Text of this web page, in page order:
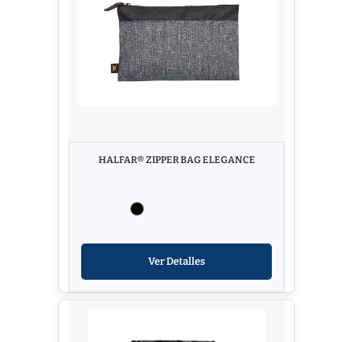
HALFAR® ZIPPER BAG ELEGANCE
Ver Detalles